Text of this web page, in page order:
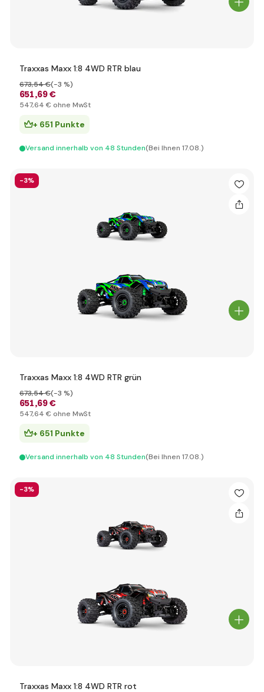
Traxxas Maxx 1:8 4WD RTR blau
651,69 €
673,54 €(-3 %)
547,64 € ohne MwSt
+ 651 Punkte
Versand innerhalb von 48 Stunden(Bei Ihnen 17.08.)
-3%
Traxxas Maxx 1:8 4WD RTR grün
651,69 €
673,54 €(-3 %)
547,64 € ohne MwSt
+ 651 Punkte
Versand innerhalb von 48 Stunden(Bei Ihnen 17.08.)
-3%
Traxxas Maxx 1:8 4WD RTR rot